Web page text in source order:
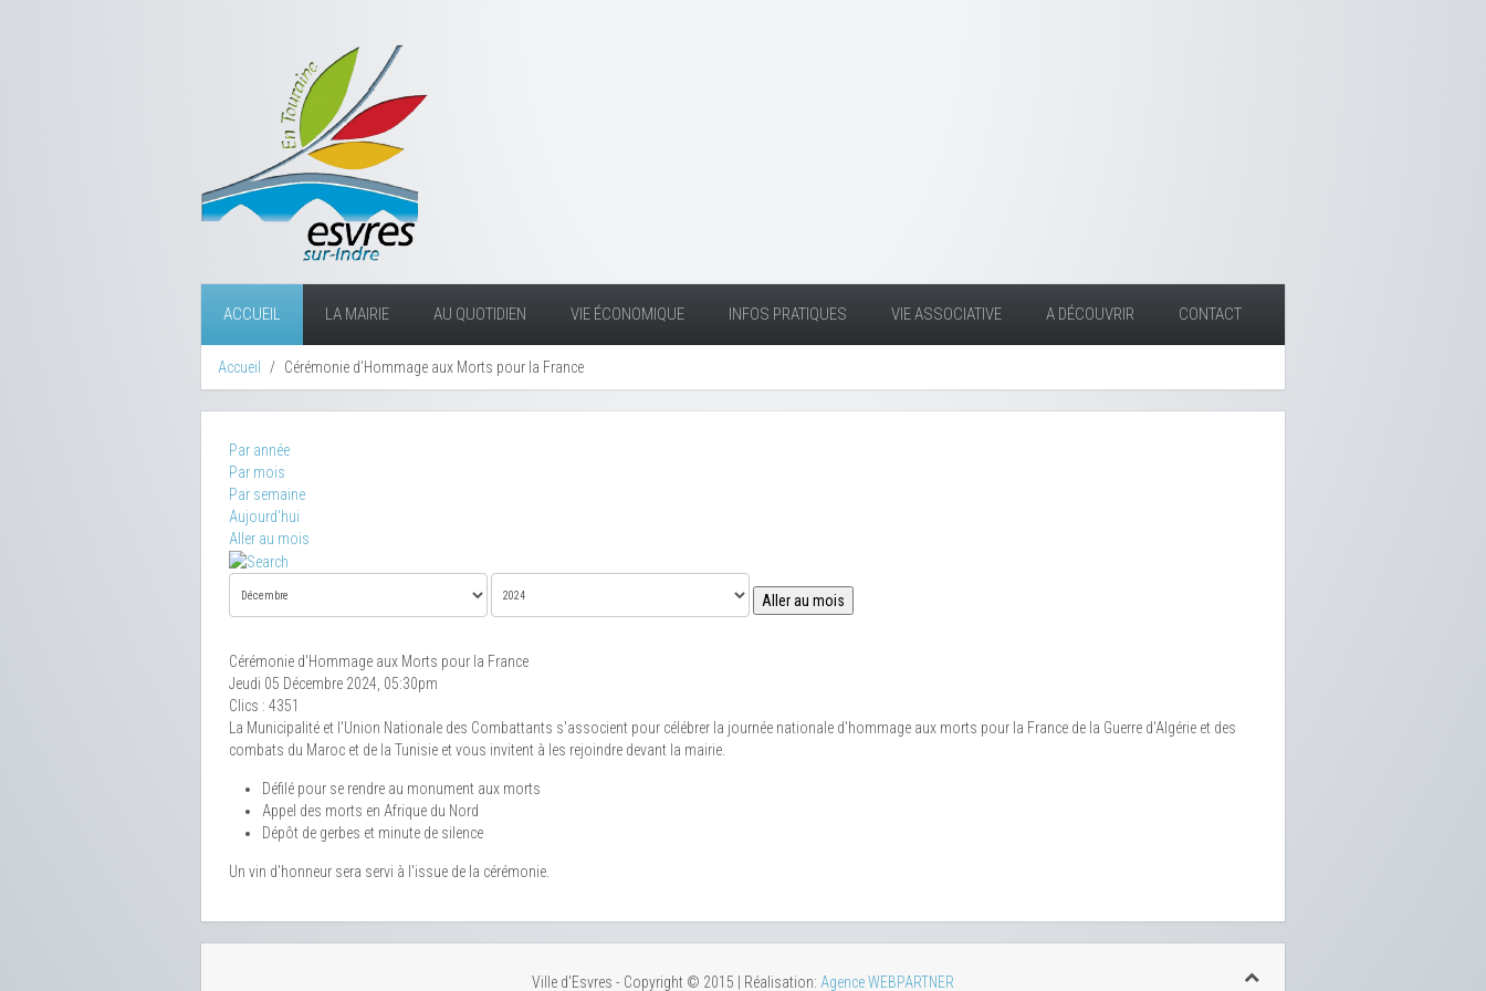
ACCUEIL LA MAIRIE AU QUOTIDIEN VIE ÉCONOMIQUE INFOS PRATIQUES VIE ASSOCIATIVE A DÉCOUVRIR CONTACT
Accueil Cérémonie d'Hommage aux Morts pour la France
Par année
Par mois
Par semaine
Aujourd'hui
Aller au mois
Aller au mois
Cérémonie d'Hommage aux Morts pour la France
Jeudi 05 Décembre 2024, 05:30pm
Clics : 4351
La Municipalité et l'Union Nationale des Combattants s'associent pour célébrer la journée nationale d'hommage aux morts pour la France de la Guerre d'Algérie et des
combats du Maroc et de la Tunisie et vous invitent à les rejoindre devant la mairie.
Défilé pour se rendre au monument aux morts
Appel des morts en Afrique du Nord
Dépôt de gerbes et minute de silence
Un vin d'honneur sera servi à l'issue de la cérémonie.
Ville d'Esvres - Copyright © 2015 | Réalisation: Agence WEBPARTNER